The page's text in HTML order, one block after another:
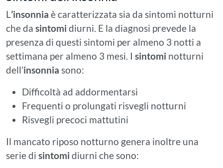
L’insonnia è caratterizzata sia da sintomi notturni
che da sintomi diurni. E la diagnosi prevede la
presenza di questi sintomi per almeno 3 notti a
settimana per almeno 3 mesi. I sintomi notturni
dell’insonnia sono:
Difficoltà ad addormentarsi
Frequenti o prolungati risvegli notturni
Risvegli precoci mattutini
Il mancato riposo notturno genera inoltre una
serie di sintomi diurni che sono: